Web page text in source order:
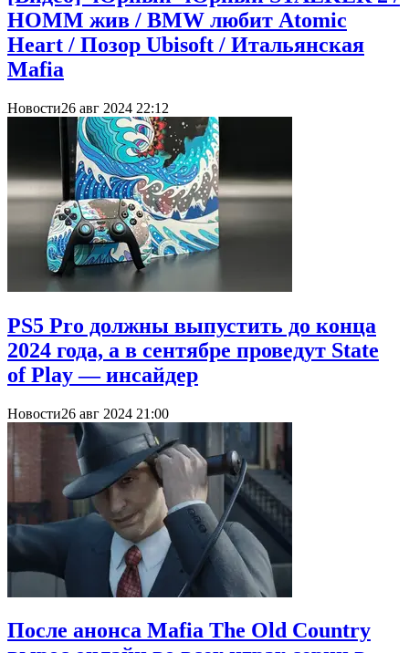
HOMM жив / BMW любит Atomic
Heart / Позор Ubisoft / Итальянская
Mafia
Новости26 авг 2024 22:12
PS5 Pro должны выпустить до конца
2024 года, а в сентябре проведут State
of Play — инсайдер
Новости26 авг 2024 21:00
После анонса Mafia The Old Country